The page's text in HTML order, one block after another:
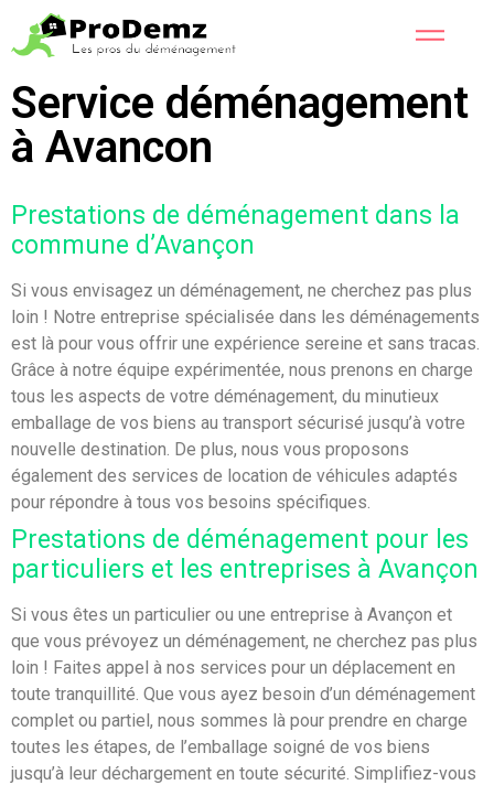
Service déménagement
à Avancon
Prestations de déménagement dans la
commune d’Avançon
Si vous envisagez un déménagement, ne cherchez pas plus
loin ! Notre entreprise spécialisée dans les déménagements
est là pour vous offrir une expérience sereine et sans tracas.
Grâce à notre équipe expérimentée, nous prenons en charge
tous les aspects de votre déménagement, du minutieux
emballage de vos biens au transport sécurisé jusqu’à votre
nouvelle destination. De plus, nous vous proposons
également des services de location de véhicules adaptés
pour répondre à tous vos besoins spécifiques.
Prestations de déménagement pour les
particuliers et les entreprises à Avançon
Si vous êtes un particulier ou une entreprise à Avançon et
que vous prévoyez un déménagement, ne cherchez pas plus
loin ! Faites appel à nos services pour un déplacement en
toute tranquillité. Que vous ayez besoin d’un déménagement
complet ou partiel, nous sommes là pour prendre en charge
toutes les étapes, de l’emballage soigné de vos biens
jusqu’à leur déchargement en toute sécurité. Simplifiez-vous